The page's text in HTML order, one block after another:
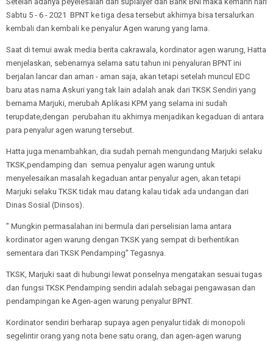
Sabtu 5 - 6 - 2021 BPNT ke tiga desa tersebut akhirnya bisa tersalurkan
kembali dan kembali ke penyalur Agen warung yang lama.
Saat di temui awak media berita cakrawala, kordinator agen warung, Hatta
menjelaskan, sebenarnya selama satu tahun ini penyaluran BPNT ini
berjalan lancar dan aman - aman saja, akan tetapi setelah muncul EDC
baru atas nama Askuri yang tak lain adalah anak dari TKSK Sendiri yang
bernama Marjuki, merubah Aplikasi KPM yang selama ini sudah
terupdate,dengan perubahan itu akhirnya menjadikan kegaduan di antara
para penyalur agen warung tersebut.
Hatta juga menambahkan, dia sudah pernah mengundang Marjuki selaku
TKSK,pendamping dan semua penyalur agen warung untuk
menyelesaikan masalah kegaduan antar penyalur agen, akan tetapi
Marjuki selaku TKSK tidak mau datang kalau tidak ada undangan dari
Dinas Sosial (Dinsos).
" Mungkin permasalahan ini bermula dari perselisian lama antara
kordinator agen warung dengan TKSK yang sempat di berhentikan
sementara dari TKSK Pendamping" Tegasnya.
TKSK, Marjuki saat di hubungi lewat ponselnya mengatakan sesuai tugas
dan fungsi TKSK Pendamping sendiri adalah sebagai pengawasan dan
pendampingan ke Agen-agen warung penyalur BPNT.
Kordinator sendiri berharap supaya agen penyalur tidak di monopoli
segelintir orang yang nota bene satu orang, dan agen-agen warung